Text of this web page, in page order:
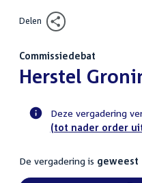
Delen
Commissiedebat
:Herstel
activiteit
Deze vergadering
(tot nader order
De vergadering is geweest